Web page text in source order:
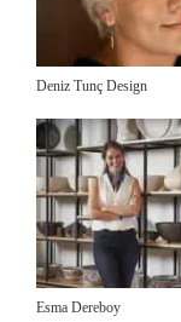
Deniz Tunç Design
Esma Dereboy